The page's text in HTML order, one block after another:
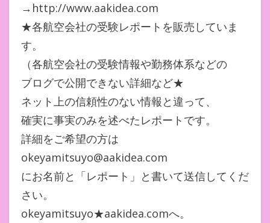
→http://www.aakidea.com
★各航空会社の受験レポートを販売していま
す。
（各航空会社の受験情報や勤務体系などの
ブログで公開できない詳細など★
ネット上の信頼性のない情報と違って、
確実に事実のみを述べたレポートです。
詳細をご希望の方は
okeyamitsuyo@aakidea.com
にお名前と「レポート」と書いて送信してくだ
さい。
okeyamitsuyo★aakidea.comへ。